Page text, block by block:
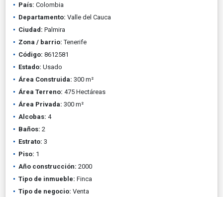
País: Colombia
Departamento: Valle del Cauca
Ciudad: Palmira
Zona / barrio: Tenerife
Código: 8612581
Estado: Usado
Área Construida: 300 m²
Área Terreno: 475 Hectáreas
Área Privada: 300 m²
Alcobas: 4
Baños: 2
Estrato: 3
Piso: 1
Año construcción: 2000
Tipo de inmueble: Finca
Tipo de negocio: Venta